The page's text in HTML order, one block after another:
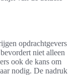
opdrachtgevers
niet alleen
ook de kans om
nodig. De nadruk